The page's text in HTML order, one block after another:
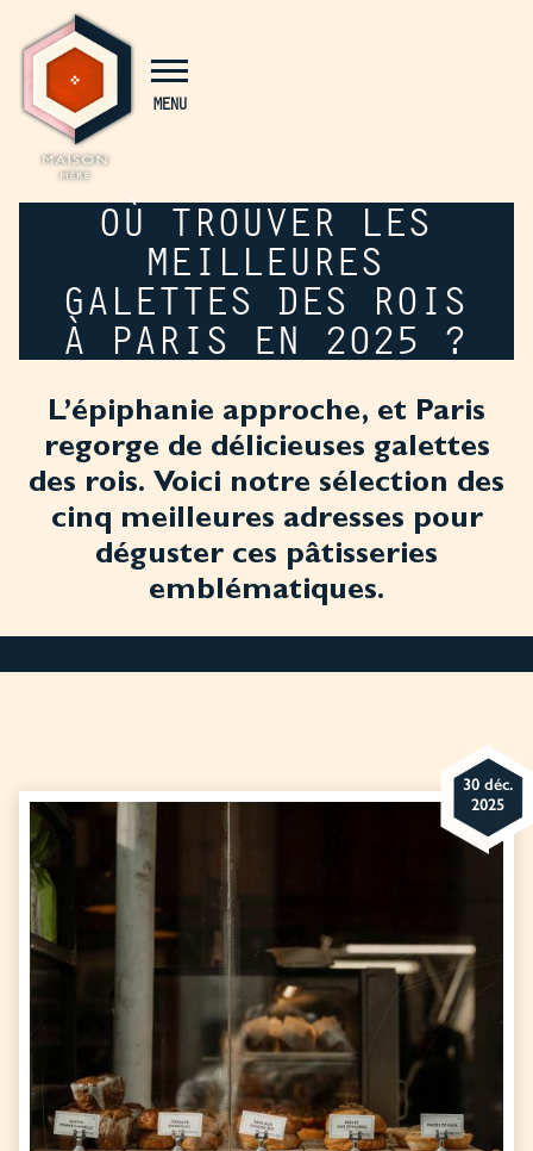
MENU
OÙ TROUVER LES
MEILLEURES
GALETTES DES ROIS
À PARIS EN 2025 ?
L’épiphanie approche, et Paris
regorge de délicieuses galettes
des rois. Voici notre sélection des
cinq meilleures adresses pour
déguster ces pâtisseries
emblématiques.
30 déc.
2025
Panneau de gestion des cookies